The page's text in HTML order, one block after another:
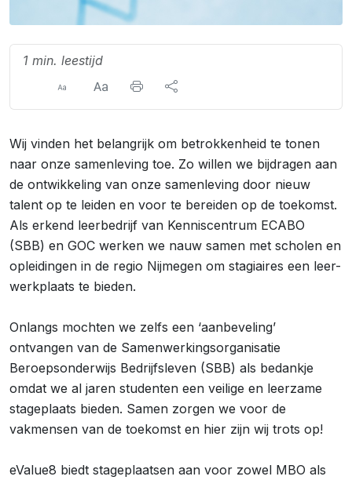
1 min. leestijd
Wij vinden het belangrijk om betrokkenheid te tonen
naar onze samenleving toe. Zo willen we bijdragen aan
de ontwikkeling van onze samenleving door nieuw
talent op te leiden en voor te bereiden op de toekomst.
Als erkend leerbedrijf van Kenniscentrum ECABO
(SBB) en GOC werken we nauw samen met scholen en
opleidingen in de regio Nijmegen om stagiaires een leer-
werkplaats te bieden.
Onlangs mochten we zelfs een ‘aanbeveling’
ontvangen van de Samenwerkingsorganisatie
Beroepsonderwijs Bedrijfsleven (SBB) als bedankje
omdat we al jaren studenten een veilige en leerzame
stageplaats bieden. Samen zorgen we voor de
vakmensen van de toekomst en hier zijn wij trots op!
eValue8 biedt stageplaatsen aan voor zowel MBO als